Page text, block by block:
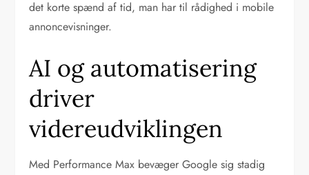
det korte spænd af tid, man har til rådighed i mobile
annoncevisninger.
AI og automatisering
driver
videreudviklingen
Med Performance Max bevæger Google sig stadig